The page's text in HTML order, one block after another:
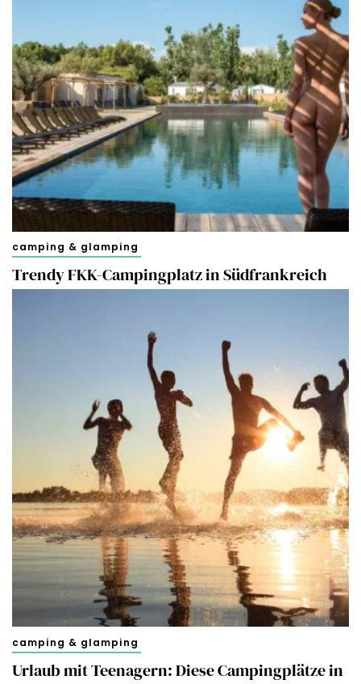
camping & glamping
Trendy FKK-Campingplatz in Südfrankreich
camping & glamping
Urlaub mit Teenagern: Diese Campingplätze in